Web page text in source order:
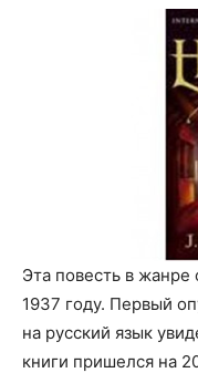
Эта повесть в жанре
1937 году. Первый
на русский язык
книги пришелся на